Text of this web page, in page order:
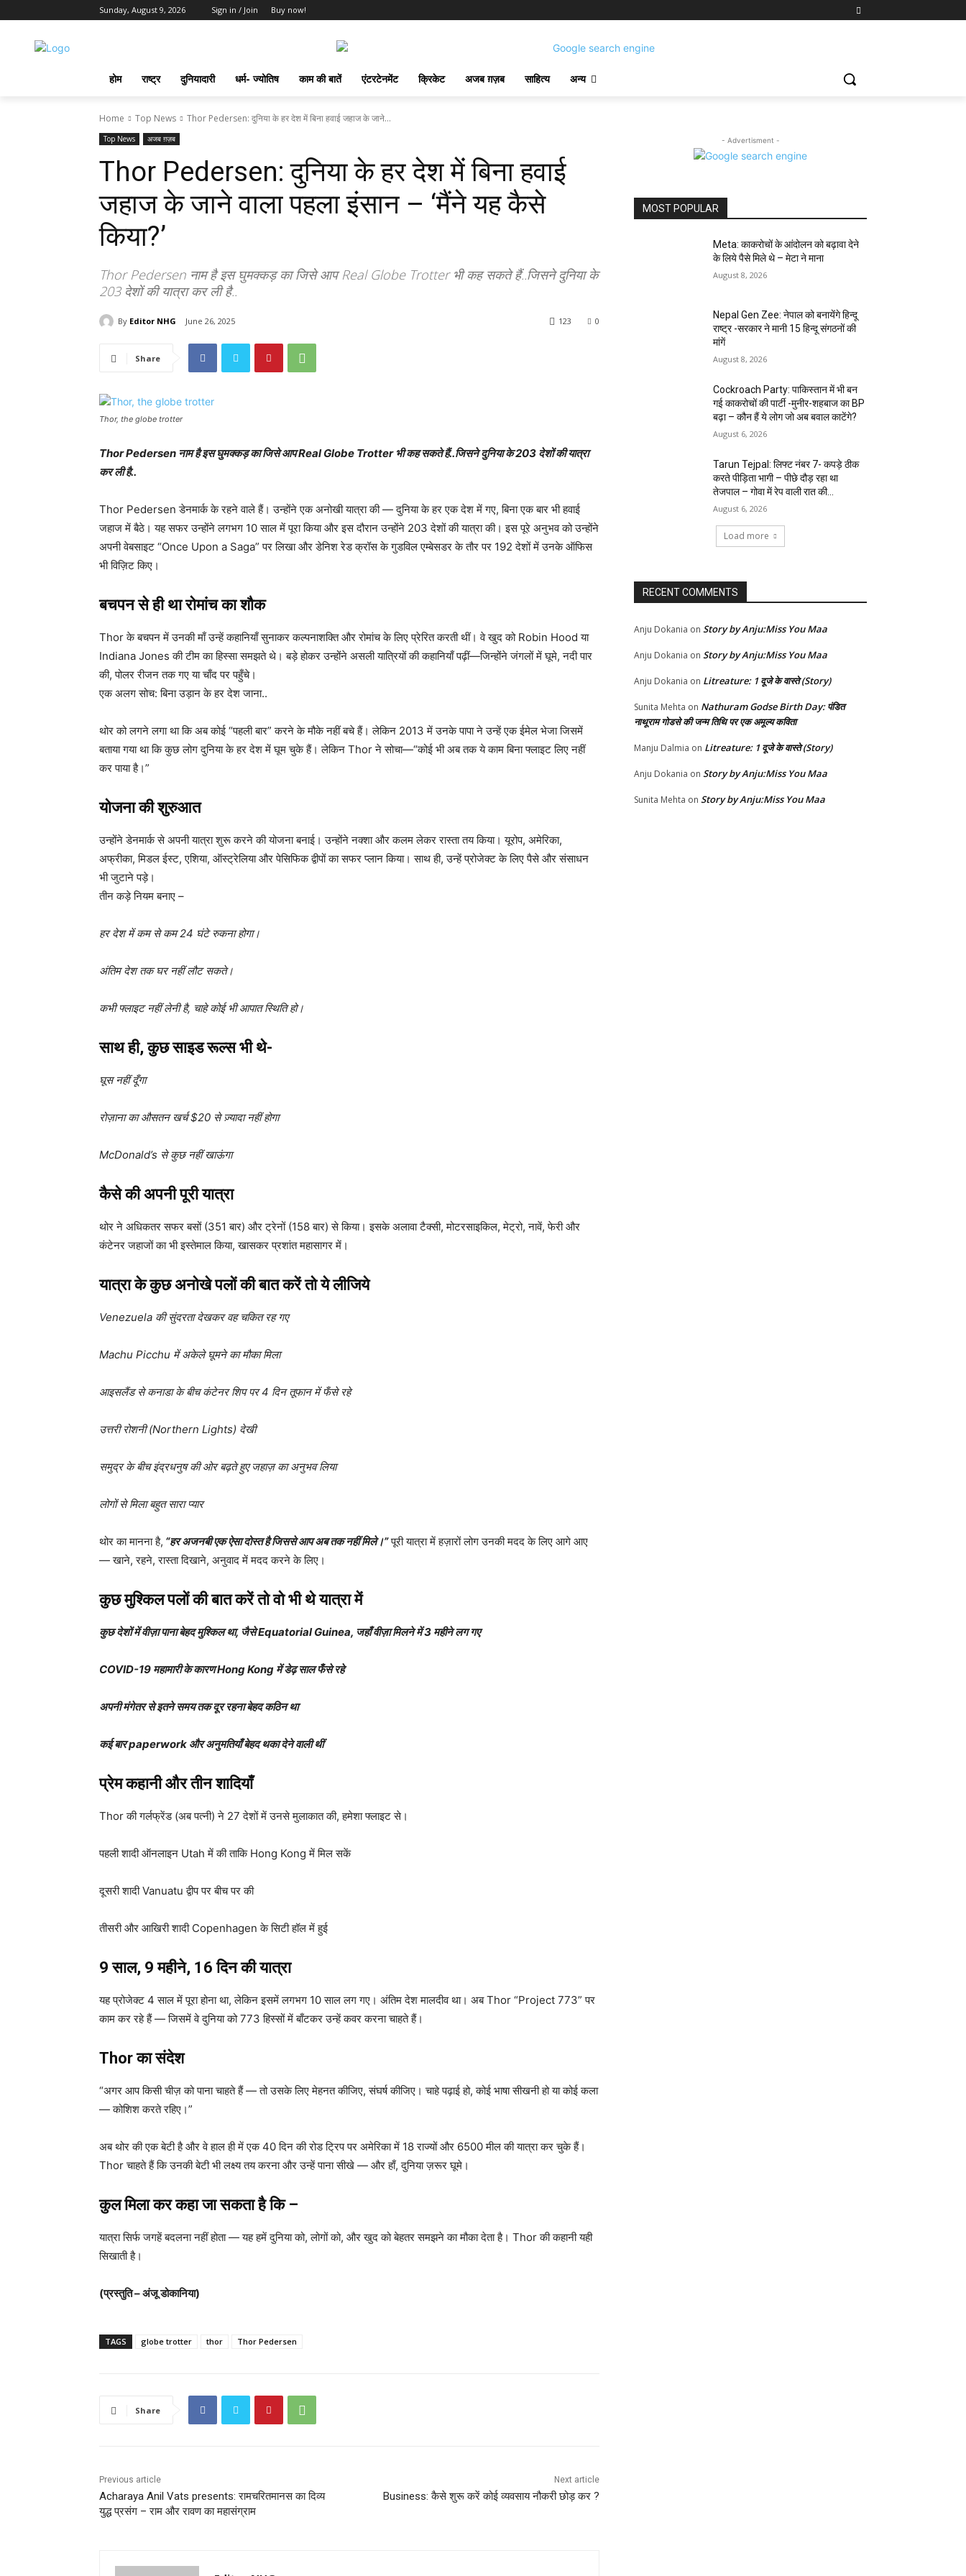
Sunday, August 9, 2026 Sign in / Join Buy now!
होम राष्ट्र दुनियादारी धर्म- ज्योतिष काम की बातें एंटरटेनमेंट क्रिकेट अजब ग़ज़ब साहित्य अन्य
Home Top News Thor Pedersen: दुनिया के हर देश में बिना हवाई जहाज के जाने...
Top News अजब ग़ज़ब
Thor Pedersen: दुनिया के हर देश में बिना हवाई
जहाज के जाने वाला पहला इंसान – ‘मैंने यह कैसे
किया?’
Thor Pedersen नाम है इस घुमक्कड़ का जिसे आप Real Globe Trotter भी कह सकते हैं..जिसने दुनिया के
203 देशों की यात्रा कर ली है..
By Editor NHG June 26, 2025 0
123
Share
Thor, the globe trotter
Thor Pedersen नाम है इस घुमक्कड़ का जिसे आप Real Globe Trotter भी कह सकते हैं..जिसने दुनिया के 203 देशों की यात्रा
कर ली है..
Thor Pedersen डेनमार्क के रहने वाले हैं। उन्होंने एक अनोखी यात्रा की — दुनिया के हर एक देश में गए, बिना एक बार भी हवाई
जहाज में बैठे। यह सफर उन्होंने लगभग 10 साल में पूरा किया और इस दौरान उन्होंने 203 देशों की यात्रा की। इस पूरे अनुभव को उन्होंने
अपनी वेबसाइट “Once Upon a Saga” पर लिखा और डेनिश रेड क्रॉस के गुडविल एम्बेसडर के तौर पर 192 देशों में उनके ऑफिस
भी विज़िट किए।
बचपन से ही था रोमांच का शौक
Thor के बचपन में उनकी माँ उन्हें कहानियाँ सुनाकर कल्पनाशक्ति और रोमांच के लिए प्रेरित करती थीं। वे खुद को Robin Hood या
Indiana Jones की टीम का हिस्सा समझते थे। बड़े होकर उन्होंने असली यात्रियों की कहानियाँ पढ़ीं—जिन्होंने जंगलों में घूमे, नदी पार
की, पोलर रीजन तक गए या चाँद पर पहुँचे।
एक अलग सोच: बिना उड़ान के हर देश जाना..
थोर को लगने लगा था कि अब कोई “पहली बार” करने के मौके नहीं बचे हैं। लेकिन 2013 में उनके पापा ने उन्हें एक ईमेल भेजा जिसमें
बताया गया था कि कुछ लोग दुनिया के हर देश में घूम चुके हैं। लेकिन Thor ने सोचा—“कोई भी अब तक ये काम बिना फ्लाइट लिए नहीं
कर पाया है।”
योजना की शुरुआत
उन्होंने डेनमार्क से अपनी यात्रा शुरू करने की योजना बनाई। उन्होंने नक्शा और कलम लेकर रास्ता तय किया। यूरोप, अमेरिका,
अफ्रीका, मिडल ईस्ट, एशिया, ऑस्ट्रेलिया और पेसिफिक द्वीपों का सफर प्लान किया। साथ ही, उन्हें प्रोजेक्ट के लिए पैसे और संसाधन
भी जुटाने पड़े।
तीन कड़े नियम बनाए –
हर देश में कम से कम 24 घंटे रुकना होगा।
अंतिम देश तक घर नहीं लौट सकते।
कभी फ्लाइट नहीं लेनी है, चाहे कोई भी आपात स्थिति हो।
साथ ही, कुछ साइड रूल्स भी थे-
घूस नहीं दूँगा
रोज़ाना का औसतन खर्च $20 से ज़्यादा नहीं होगा
McDonald’s से कुछ नहीं खाऊंगा
कैसे की अपनी पूरी यात्रा
थोर ने अधिकतर सफर बसों (351 बार) और ट्रेनों (158 बार) से किया। इसके अलावा टैक्सी, मोटरसाइकिल, मेट्रो, नावें, फेरी और
कंटेनर जहाजों का भी इस्तेमाल किया, खासकर प्रशांत महासागर में।
यात्रा के कुछ अनोखे पलों की बात करें तो ये लीजिये
Venezuela की सुंदरता देखकर वह चकित रह गए
Machu Picchu में अकेले घूमने का मौका मिला
आइसलैंड से कनाडा के बीच कंटेनर शिप पर 4 दिन तूफान में फँसे रहे
उत्तरी रोशनी (Northern Lights) देखी
समुद्र के बीच इंद्रधनुष की ओर बढ़ते हुए जहाज़ का अनुभव लिया
लोगों से मिला बहुत सारा प्यार
थोर का मानना है, “हर अजनबी एक ऐसा दोस्त है जिससे आप अब तक नहीं मिले।” पूरी यात्रा में हज़ारों लोग उनकी मदद के लिए आगे आए
— खाने, रहने, रास्ता दिखाने, अनुवाद में मदद करने के लिए।
कुछ मुश्किल पलों की बात करें तो वो भी थे यात्रा में
कुछ देशों में वीज़ा पाना बेहद मुश्किल था, जैसे Equatorial Guinea, जहाँ वीज़ा मिलने में 3 महीने लग गए
COVID-19 महामारी के कारण Hong Kong में डेढ़ साल फँसे रहे
अपनी मंगेतर से इतने समय तक दूर रहना बेहद कठिन था
कई बार paperwork और अनुमतियाँ बेहद थका देने वाली थीं
प्रेम कहानी और तीन शादियाँ
Thor की गर्लफ्रेंड (अब पत्नी) ने 27 देशों में उनसे मुलाकात की, हमेशा फ्लाइट से।
पहली शादी ऑनलाइन Utah में की ताकि Hong Kong में मिल सकें
दूसरी शादी Vanuatu द्वीप पर बीच पर की
तीसरी और आखिरी शादी Copenhagen के सिटी हॉल में हुई
9 साल, 9 महीने, 16 दिन की यात्रा
यह प्रोजेक्ट 4 साल में पूरा होना था, लेकिन इसमें लगभग 10 साल लग गए। अंतिम देश मालदीव था। अब Thor “Project 773” पर
काम कर रहे हैं — जिसमें वे दुनिया को 773 हिस्सों में बाँटकर उन्हें कवर करना चाहते हैं।
Thor का संदेश
“अगर आप किसी चीज़ को पाना चाहते हैं — तो उसके लिए मेहनत कीजिए, संघर्ष कीजिए। चाहे पढ़ाई हो, कोई भाषा सीखनी हो या कोई कला
— कोशिश करते रहिए।”
अब थोर की एक बेटी है और वे हाल ही में एक 40 दिन की रोड ट्रिप पर अमेरिका में 18 राज्यों और 6500 मील की यात्रा कर चुके हैं।
Thor चाहते हैं कि उनकी बेटी भी लक्ष्य तय करना और उन्हें पाना सीखे — और हाँ, दुनिया ज़रूर घूमे।
कुल मिला कर कहा जा सकता है कि –
यात्रा सिर्फ जगहें बदलना नहीं होता — यह हमें दुनिया को, लोगों को, और खुद को बेहतर समझने का मौका देता है। Thor की कहानी यही
सिखाती है।
(प्रस्तुति – अंजू डोकानिया)
TAGS globe trotter thor Thor Pedersen
Share
Previous article
Acharaya Anil Vats presents: रामचरितमानस का दिव्य
युद्ध प्रसंग – राम और रावण का महासंग्राम
Next article
Business: कैसे शुरू करें कोई व्यवसाय नौकरी छोड़ कर ?
- Advertisment -
MOST POPULAR
Meta: काकरोचों के आंदोलन को बढ़ावा देने
के लिये पैसे मिले थे – मेटा ने माना
August 8, 2026
Nepal Gen Zee: नेपाल को बनायेंगे हिन्दू
राष्ट्र -सरकार ने मानी 15 हिन्दू संगठनों की
मांगें
August 8, 2026
Cockroach Party: पाकिस्तान में भी बन
गई काकरोचों की पार्टी -मुनीर-शहबाज का BP
बढ़ा – कौन हैं ये लोग जो अब बवाल काटेंगे?
August 6, 2026
Tarun Tejpal: लिफ्ट नंबर 7- कपड़े ठीक
करते पीड़िता भागी – पीछे दौड़ रहा था
तेजपाल – गोवा में रेप वाली रात की...
August 6, 2026
Load more
RECENT COMMENTS
Anju Dokania on Story by Anju:Miss You Maa
Anju Dokania on Story by Anju:Miss You Maa
Anju Dokania on Litreature: 1 दूजे के वास्ते (Story)
Sunita Mehta on Nathuram Godse Birth Day: पंडित
नाथूराम गोडसे की जन्म तिथि पर एक अमूल्य कविता
Manju Dalmia on Litreature: 1 दूजे के वास्ते (Story)
Anju Dokania on Story by Anju:Miss You Maa
Sunita Mehta on Story by Anju:Miss You Maa